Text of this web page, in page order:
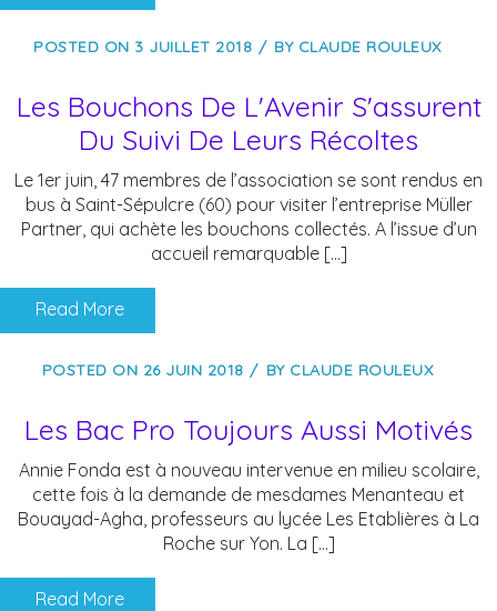
POSTED ON 3 JUILLET 2018 BY CLAUDE ROULEUX
Les Bouchons De L'Avenir S'assurent
Du Suivi De Leurs Récoltes
Le 1er juin, 47 membres de l’association se sont rendus en
bus à Saint-Sépulcre (60) pour visiter l’entreprise Müller
Partner, qui achète les bouchons collectés. A l’issue d’un
accueil remarquable […]
Read More
POSTED ON 26 JUIN 2018 BY CLAUDE ROULEUX
Les Bac Pro Toujours Aussi Motivés
Annie Fonda est à nouveau intervenue en milieu scolaire,
cette fois à la demande de mesdames Menanteau et
Bouayad-Agha, professeurs au lycée Les Etablières à La
Roche sur Yon. La […]
Read More